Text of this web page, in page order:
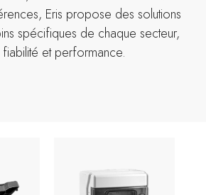
Eris propose des solutions
spécifiques de chaque secteur,
fiabilité et performance.